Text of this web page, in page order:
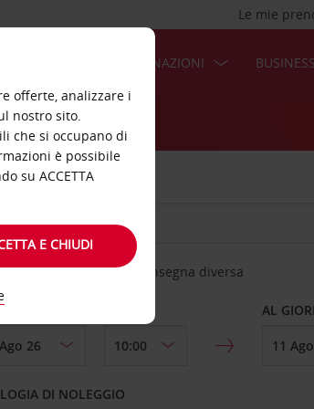
Le mie
DESTINAZIONI BUSINESS
una località di riconsegna diversa
AL
DI NOLEGGIO
offerte, analizzare i
nostro sito.
che si occupano di
è possibile
su ACCETTA
E CHIUDI